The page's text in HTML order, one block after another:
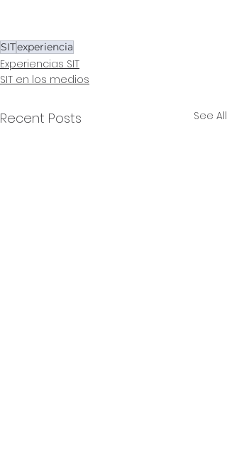
SITexperiencia
Experiencias SIT
SIT en los medios
Recent Posts See All